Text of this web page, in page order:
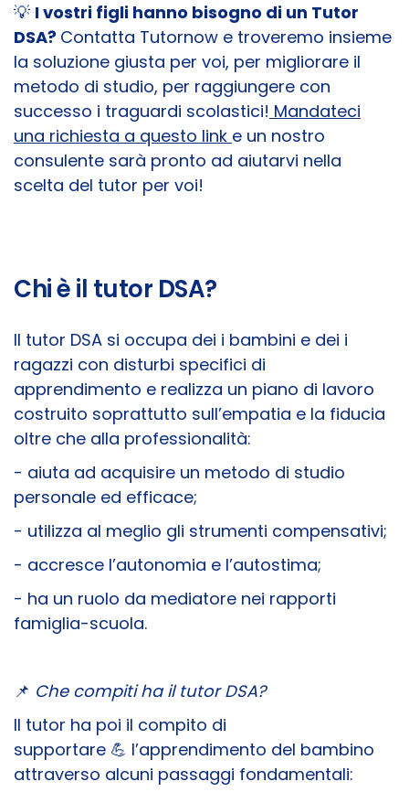
💡 I vostri figli hanno bisogno di un Tutor
DSA? Contatta Tutornow e troveremo insieme
la soluzione giusta per voi, per migliorare il
metodo di studio, per raggiungere con
successo i traguardi scolastici! Mandateci
una richiesta a questo link e un nostro
consulente sarà pronto ad aiutarvi nella
scelta del tutor per voi!
Chi è il tutor DSA?
Il tutor DSA si occupa dei i bambini e dei i
ragazzi con disturbi specifici di
apprendimento e realizza un piano di lavoro
costruito soprattutto sull’empatia e la fiducia
oltre che alla professionalità:
- aiuta ad acquisire un metodo di studio
personale ed efficace;
- utilizza al meglio gli strumenti compensativi;
- accresce l’autonomia e l’autostima;
- ha un ruolo da mediatore nei rapporti
famiglia-scuola.
📌 Che compiti ha il tutor DSA?
Il tutor ha poi il compito di
supportare 💪 l’apprendimento del bambino
attraverso alcuni passaggi fondamentali: